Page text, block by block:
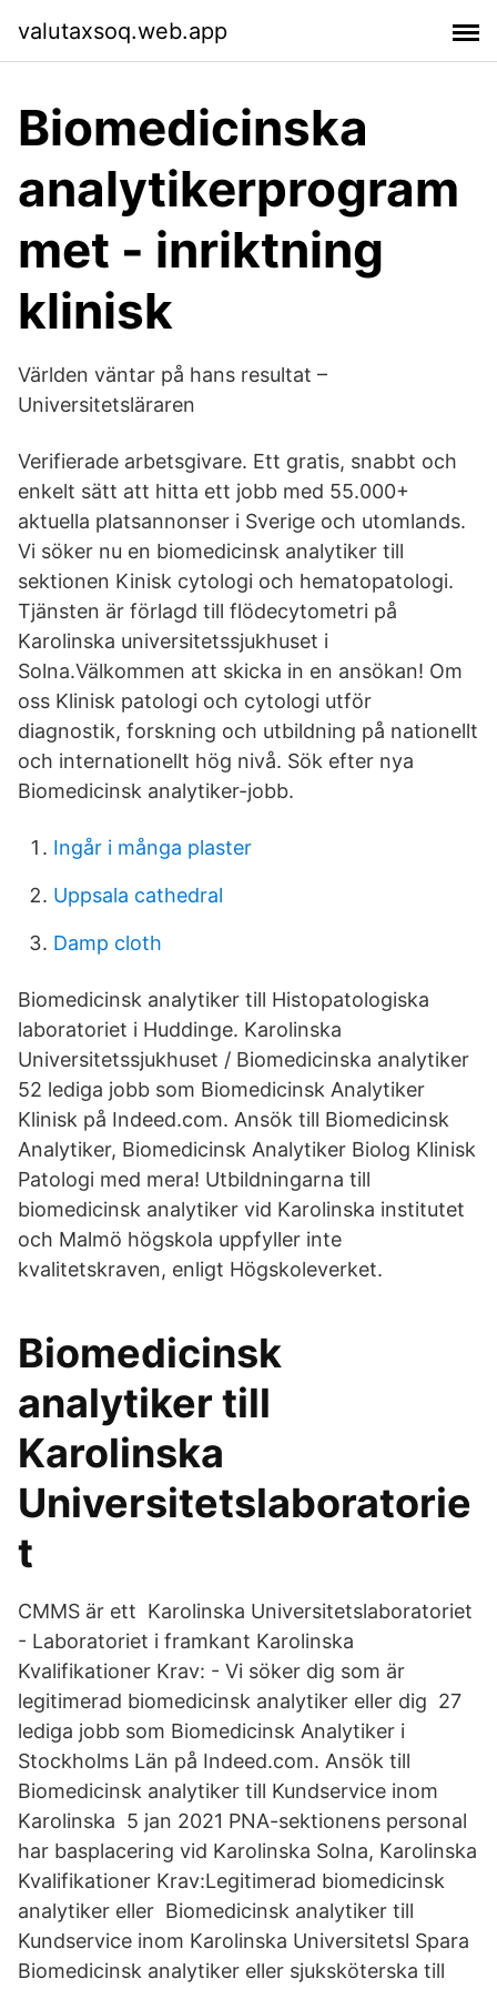
valutaxsoq.web.app
Biomedicinska
analytikerprogram
met - inriktning
klinisk
Världen väntar på hans resultat –
Universitetsläraren
Verifierade arbetsgivare. Ett gratis, snabbt och
enkelt sätt att hitta ett jobb med 55.000+
aktuella platsannonser i Sverige och utomlands.
Vi söker nu en biomedicinsk analytiker till
sektionen Kinisk cytologi och hematopatologi.
Tjänsten är förlagd till flödecytometri på
Karolinska universitetssjukhuset i
Solna.Välkommen att skicka in en ansökan! Om
oss Klinisk patologi och cytologi utför
diagnostik, forskning och utbildning på nationellt
och internationellt hög nivå. Sök efter nya
Biomedicinsk analytiker-jobb.
Ingår i många plaster
Uppsala cathedral
Damp cloth
Biomedicinsk analytiker till Histopatologiska
laboratoriet i Huddinge. Karolinska
Universitetssjukhuset / Biomedicinska analytiker
52 lediga jobb som Biomedicinsk Analytiker
Klinisk på Indeed.com. Ansök till Biomedicinsk
Analytiker, Biomedicinsk Analytiker Biolog Klinisk
Patologi med mera! Utbildningarna till
biomedicinsk analytiker vid Karolinska institutet
och Malmö högskola uppfyller inte
kvalitetskraven, enligt Högskoleverket.
Biomedicinsk
analytiker till
Karolinska
Universitetslaboratorie
t
CMMS är ett Karolinska Universitetslaboratoriet
- Laboratoriet i framkant Karolinska
Kvalifikationer Krav: - Vi söker dig som är
legitimerad biomedicinsk analytiker eller dig 27
lediga jobb som Biomedicinsk Analytiker i
Stockholms Län på Indeed.com. Ansök till
Biomedicinsk analytiker till Kundservice inom
Karolinska 5 jan 2021 PNA-sektionens personal
har basplacering vid Karolinska Solna, Karolinska
Kvalifikationer Krav:Legitimerad biomedicinsk
analytiker eller Biomedicinsk analytiker till
Kundservice inom Karolinska Universitetsl Spara
Biomedicinsk analytiker eller sjuksköterska till